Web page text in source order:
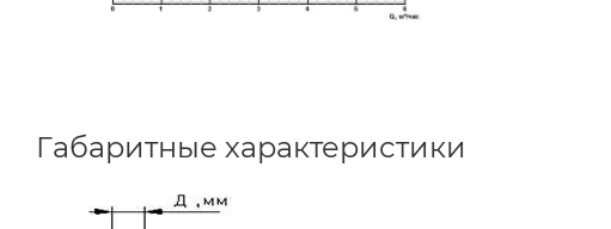
Габаритные характеристики